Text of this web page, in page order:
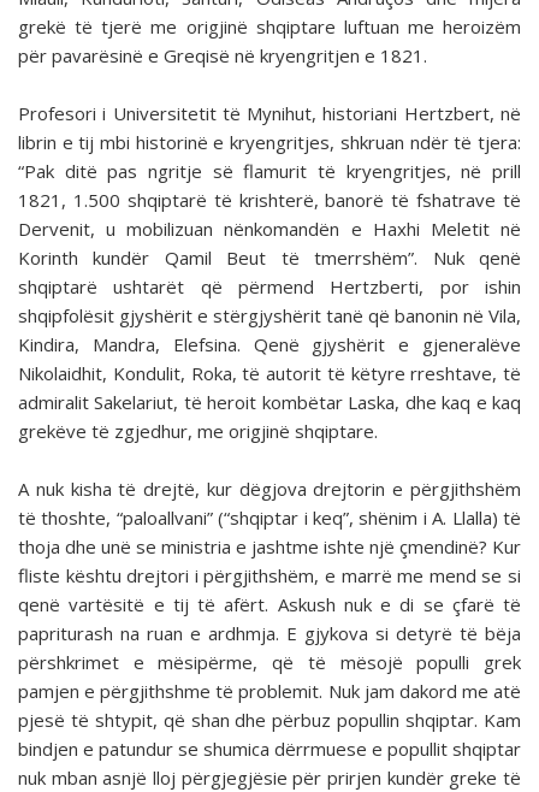
grekë të tjerë me origjinë shqiptare luftuan me heroizëm
për pavarësinë e Greqisë në kryengritjen e 1821.
Profesori i Universitetit të Mynihut, historiani Hertzbert, në
librin e tij mbi historinë e kryengritjes, shkruan ndër të tjera:
“Pak ditë pas ngritje së flamurit të kryengritjes, në prill
1821, 1.500 shqiptarë të krishterë, banorë të fshatrave të
Dervenit, u mobilizuan nënkomandën e Haxhi Meletit në
Korinth kundër Qamil Beut të tmerrshëm”. Nuk qenë
shqiptarë ushtarët që përmend Hertzberti, por ishin
shqipfolësit gjyshërit e stërgjyshërit tanë që banonin në Vila,
Kindira, Mandra, Elefsina. Qenë gjyshërit e gjeneralëve
Nikolaidhit, Kondulit, Roka, të autorit të këtyre rreshtave, të
admiralit Sakelariut, të heroit kombëtar Laska, dhe kaq e kaq
grekëve të zgjedhur, me origjinë shqiptare.
A nuk kisha të drejtë, kur dëgjova drejtorin e përgjithshëm
të thoshte, “paloallvani” (“shqiptar i keq”, shënim i A. Llalla) të
thoja dhe unë se ministria e jashtme ishte një çmendinë? Kur
fliste kështu drejtori i përgjithshëm, e marrë me mend se si
qenë vartësitë e tij të afërt. Askush nuk e di se çfarë të
papriturash na ruan e ardhmja. E gjykova si detyrë të bëja
përshkrimet e mësipërme, që të mësojë populli grek
pamjen e përgjithshme të problemit. Nuk jam dakord me atë
pjesë të shtypit, që shan dhe përbuz popullin shqiptar. Kam
bindjen e patundur se shumica dërrmuese e popullit shqiptar
nuk mban asnjë lloj përgjegjësie për prirjen kundër greke të